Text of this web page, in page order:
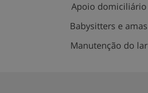
Apoio domiciliário
Babysitters e amas
Manutenção do lar